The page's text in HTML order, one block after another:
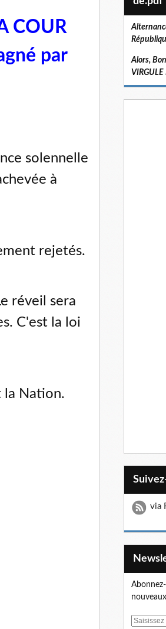
COUR
par
solennelle
à
rejetés.
réveil sera
C'est la loi
la Nation.
Alors,
via
E